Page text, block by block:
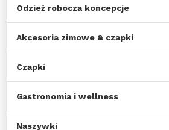
Odzież robocza koncepcje
Akcesoria zimowe & czapki
Czapki
Gastronomia i wellness
Naszywki